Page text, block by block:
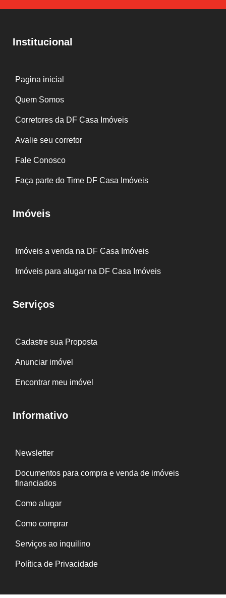
Institucional
Pagina inicial
Quem Somos
Corretores da DF Casa Imóveis
Avalie seu corretor
Fale Conosco
Faça parte do Time DF Casa Imóveis
Imóveis
Imóveis a venda na DF Casa Imóveis
Imóveis para alugar na DF Casa Imóveis
Serviços
Cadastre sua Proposta
Anunciar imóvel
Encontrar meu imóvel
Informativo
Newsletter
Documentos para compra e venda de imóveis
financiados
Como alugar
Como comprar
Serviços ao inquilino
Política de Privacidade